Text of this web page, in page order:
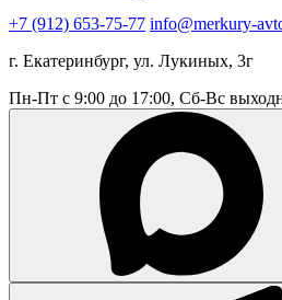
+7 (912) 653-75-77 info@merkury-
г. Екатеринбург, ул. Лукиных, 3г
Пн-Пт с 9:00 до 17:00, Сб-Вс